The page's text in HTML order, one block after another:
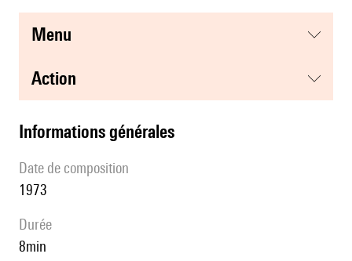
menu
action
informations générales
date de composition
1973
durée
8min